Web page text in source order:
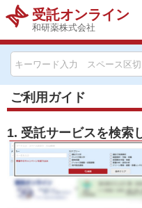
受託オンライン
和研薬株式会社
ご利用ガイド
1. 受託サービスを検索
HOME
お問い合わせ
お知らせ
キャンペーン情報一覧
製品カテゴリー一覧